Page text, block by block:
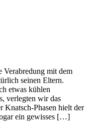
Verabredung mit dem
seinen Eltern.
etwas kühlen
verlegten wir das
Knatsch-Phasen hielt der
ein gewisses […]